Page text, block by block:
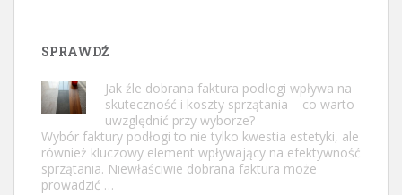
SPRAWDŹ
Jak źle dobrana faktura podłogi wpływa na
skuteczność i koszty sprzątania – co warto
uwzględnić przy wyborze?
Wybór faktury podłogi to nie tylko kwestia estetyki, ale
również kluczowy element wpływający na efektywność
sprzątania. Niewłaściwie dobrana faktura może
prowadzić …